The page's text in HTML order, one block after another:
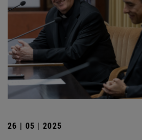
26 | 05 | 2025